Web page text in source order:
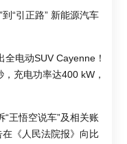
“引正路” 新能源汽车
电动SUV Cayenne！
充电功率达400 kW，
王悟空说车”及相关账
《人民法院报》向比